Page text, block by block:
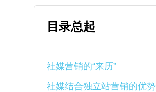
目录总起
社媒营销的“来历”
社媒结合独立站营销的优势